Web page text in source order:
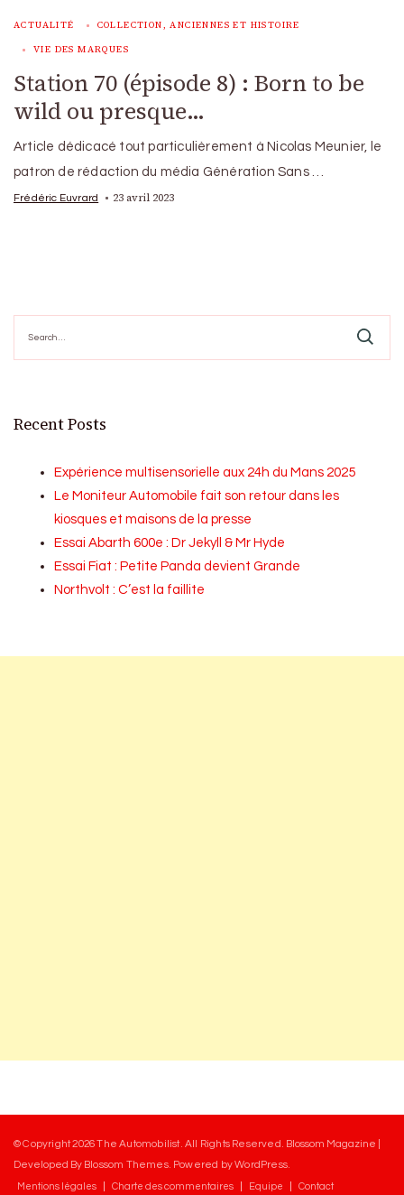
ACTUALITÉ COLLECTION, ANCIENNES ET HISTOIRE
VIE DES MARQUES
Station 70 (épisode 8) : Born to be
wild ou presque…
Article dédicacé tout particulièrement à Nicolas Meunier, le
patron de rédaction du média Génération Sans …
Frédéric Euvrard 23 avril 2023
for:
Recent Posts
Expérience multisensorielle aux 24h du Mans 2025
Le Moniteur Automobile fait son retour dans les
kiosques et maisons de la presse
Essai Abarth 600e : Dr Jekyll & Mr Hyde
Essai Fiat : Petite Panda devient Grande
Northvolt : C’est la faillite
© Copyright 2026The Automobilist. All Rights Reserved. Blossom Magazine |
Developed By Blossom Themes. Powered byWordPress
Mentions légales Charte des commentaires Equipe Contact